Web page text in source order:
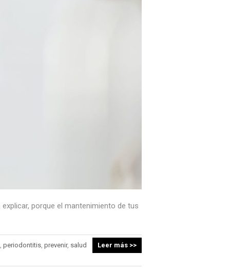
porque el mantenimiento de tus
, periodontitis, prevenir, salud Leer más >>